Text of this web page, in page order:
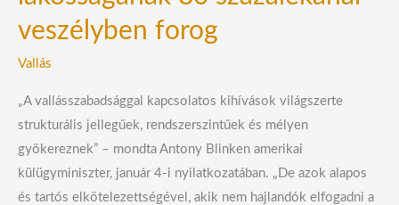
veszélyben forog
Vallás
„A vallásszabadsággal kapcsolatos kihívások világszerte
strukturális jellegűek, rendszerszintűek és mélyen
gyökereznek” – mondta Antony Blinken amerikai
külügyminiszter, január 4-i nyilatkozatában. „De azok alapos
és tartós elkötelezettségével, akik nem hajlandók elfogadni a